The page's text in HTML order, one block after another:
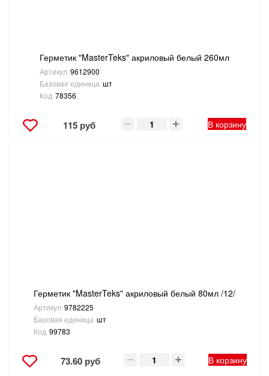
Герметик "MasterTeks" акриловый белый 260мл
Артикул 9612900
Базовая единица шт
Код 78356
115 руб В корзину
Герметик "MasterTeks" акриловый белый 80мл /12/
Артикул 9782225
Базовая единица шт
Код 99783
73.60 руб В корзину